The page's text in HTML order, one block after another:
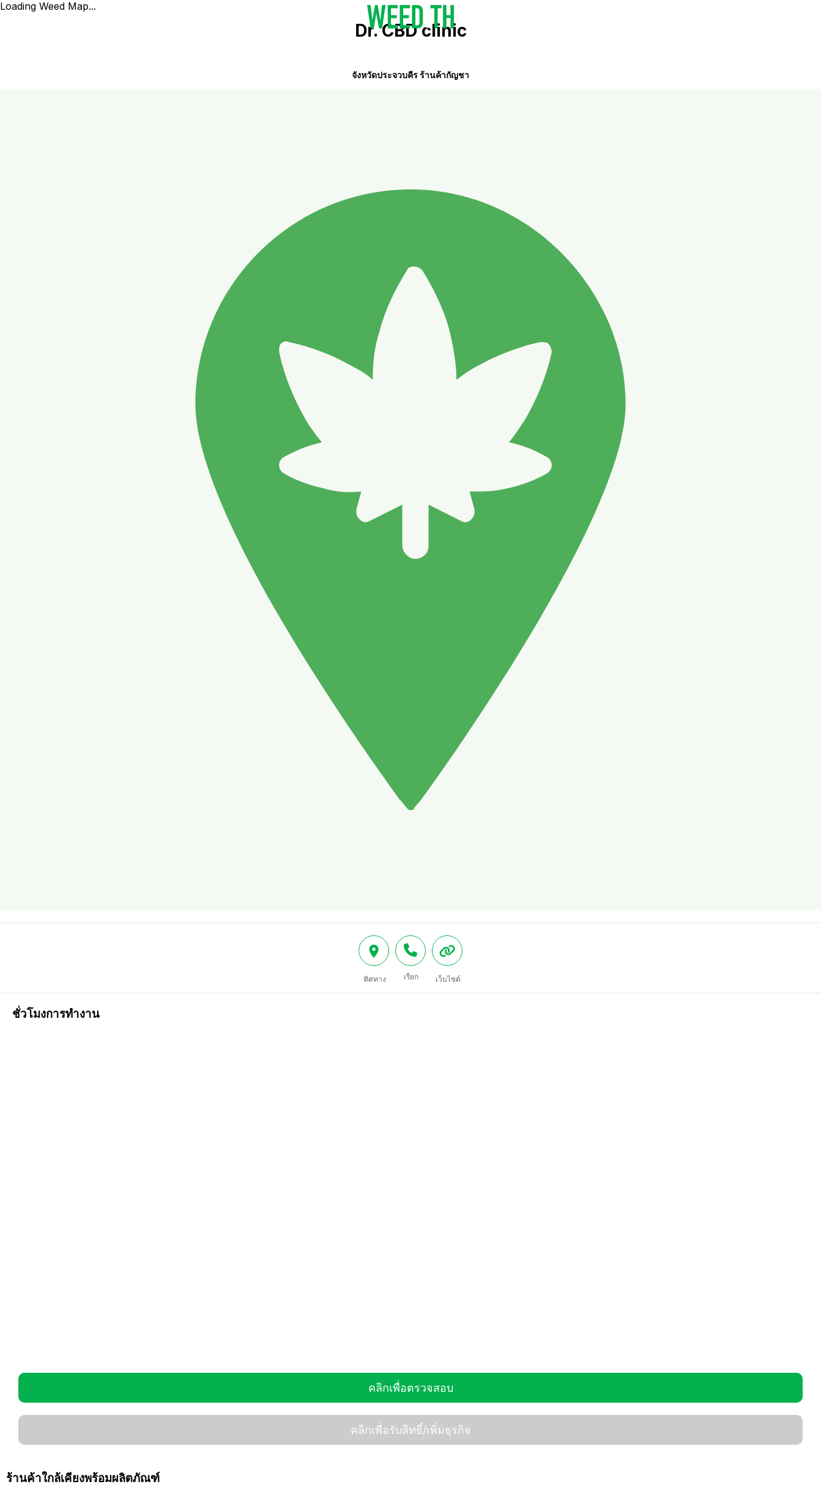
Loading Weed Map...
Dr. CBD clinic
จังหวัดประจวบคีร ร้านค้ากัญชา
ทิศทาง เรียก เว็บไซต์
ชั่วโมงการทำงาน
คลิกเพื่อตรวจสอบ
คลิกเพื่อรับสิทธิ์/เพิ่มธุรกิจ
ร้านค้าใกล้เคียงพร้อมผลิตภัณฑ์